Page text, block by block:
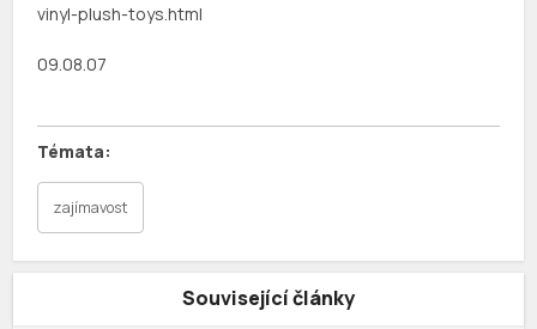
vinyl-plush-toys.html
09.08.07
zajímavost
Související články